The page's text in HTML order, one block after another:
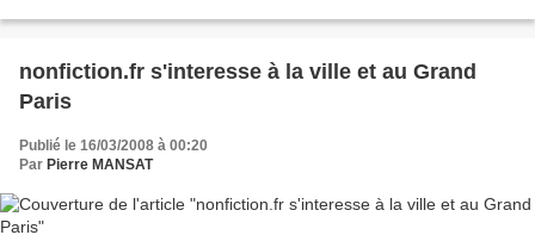
nonfiction.fr s'interesse à la ville et au Grand
Paris
Publié le 16/03/2008 à 00:20
Par Pierre MANSAT